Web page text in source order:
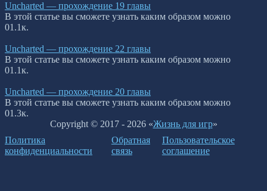
Uncharted — прохождение 19 главы
В этой статье вы сможете узнать каким образом можно
01.1к.
Uncharted — прохождение 22 главы
В этой статье вы сможете узнать каким образом можно
01.1к.
Uncharted — прохождение 20 главы
В этой статье вы сможете узнать каким образом можно
01.3к.
Copyright © 2017 - 2026 «Жизнь для игр»
Политика
конфиденциальности
Обратная
связь
Пользовательское
соглашение